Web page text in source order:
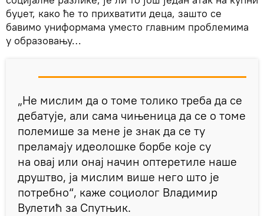
буџет, како ће то прихватити деца, зашто се
бавимо униформама уместо главним проблемима
у образовању…
„Не мислим да о томе толико треба да се
дебатује, али сама чињеница да се о томе
полемише за мене је знак да се ту
преламају идеолошке борбе које су
на овај или онај начин оптеретиле наше
друштво, ја мислим више него што је
потребно“, каже социолог Владимир
Вулетић за Спутњик.